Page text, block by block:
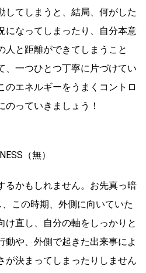
してしまうと、結局、何がした
になってしまったり、自分本意
人と距離ができてしまうこと
、一つひとつ丁寧に片づけてい
のエネルギーをうまくコントロ
っていきましょう！
（無）
るかもしれません。お先真っ暗
この時期、外側に向いていた
け直し、自分の軸をしっかりと
動や、外側で起きた出来事によ
が決まってしまったりしません